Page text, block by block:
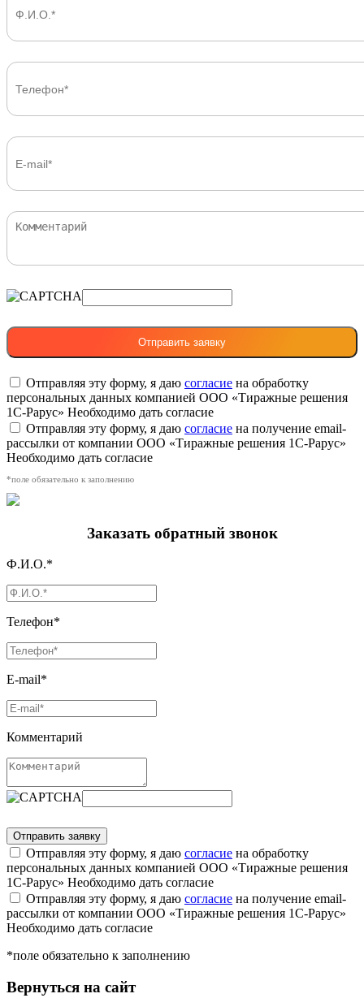
Отправляя эту форму, я даю согласие на обработку
персональных данных компанией ООО «Тиражные решения
1С-Рарус» Необходимо дать согласие
Отправляя эту форму, я даю согласие на получение email-
рассылки от компании ООО «Тиражные решения 1С-Рарус»
Необходимо дать согласие
*поле обязательно к заполнению
Заказать обратный звонок
Ф.И.О.*
Телефон*
E-mail*
Комментарий
Отправляя эту форму, я даю согласие на обработку
персональных данных компанией ООО «Тиражные решения
1С-Рарус» Необходимо дать согласие
Отправляя эту форму, я даю согласие на получение email-
рассылки от компании ООО «Тиражные решения 1С-Рарус»
Необходимо дать согласие
*поле обязательно к заполнению
Вернуться на сайт